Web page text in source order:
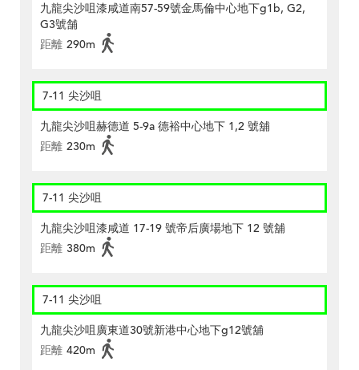
九龍尖沙咀漆咸道南57-59號金馬倫中心地下g1b, G2,
G3號舗
距離 290m
7-11 尖沙咀
九龍尖沙咀赫德道 5-9a 德裕中心地下 1,2 號舖
距離 230m
7-11 尖沙咀
九龍尖沙咀漆咸道 17-19 號帝后廣場地下 12 號舖
距離 380m
7-11 尖沙咀
九龍尖沙咀廣東道30號新港中心地下g12號舖
距離 420m